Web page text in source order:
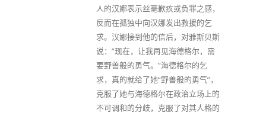
人的汉娜表示丝毫歉疚或负罪之感，
反而在孤独中向汉娜发出救援的乞
求。汉娜接到他的信后，对雅斯贝斯
说：“现在，让我再见海德格尔，需
要野兽般的勇气。”海德格尔的乞
求，真的就给了她“野兽般的勇气”，
克服了她与海德格尔在政治立场上的
不可调和的分歧，克服了对其人格的